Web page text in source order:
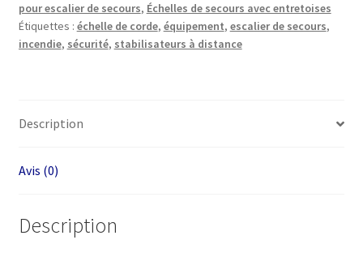
Escalier
de
secours
stabilisateurs
distance
pour escalier de secours, Échelles de secours avec entretoises
Étiquettes : échelle de corde, équipement, escalier de secours,
incendie, sécurité, stabilisateurs à distance
Description
Avis (0)
Description